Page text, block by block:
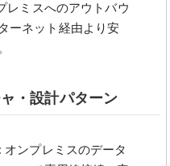
レミスへのアウトバウ
ーネット経由より安
・設計パターン
オンプレミスのデータ